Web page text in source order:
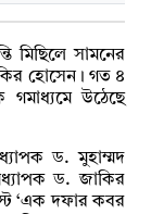
মিছিলে সামনের
হোসেন। গত ৪
গমাধ্যমে উঠেছে
ড. মুহাম্মদ
ড. জাকির
‘এক দফার কবর